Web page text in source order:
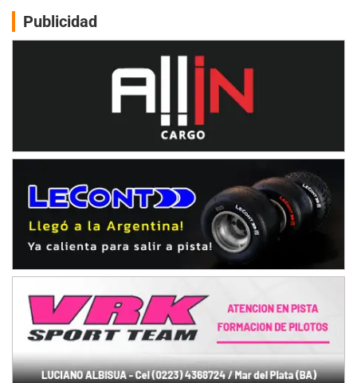
CSK - F7
Juventud Unida (Tierra)
Humboldt (Santa Fe)
NORESTE SANTAFESINO - F6
Ciudad de Avellaneda (Asfalto)
José Samuel Sánchez (Tierra)
TUCUMANO - F5
Juan Navarro (Asfalto)
El Timbó (Tucumán)
COBERTURA ESPECIAL DE E-KART.COM.AR
08/09-AGO
IAME SERIES ARGENTINA 6
Ramiro Tot (Asfalto)
Baradero (Buenos Aires)
KDO - F6
Ciudad de Trenque Lauquen (Asfalto)
Publicidad